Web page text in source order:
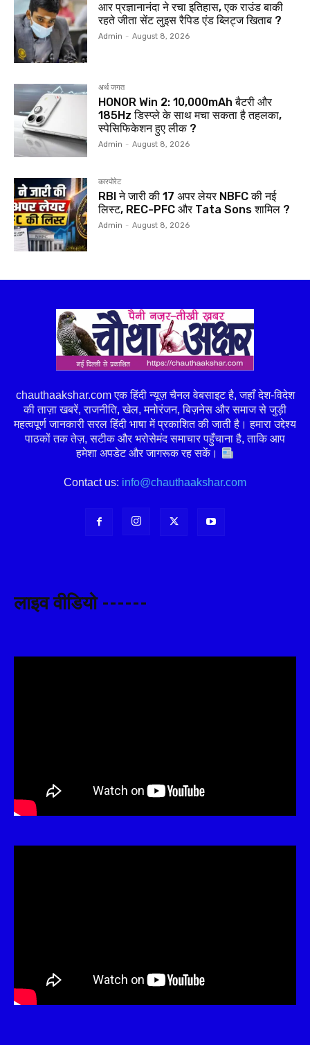
आर प्रज्ञानानंदा ने रचा इतिहास, एक राउंड बाकी
रहते जीता सेंट लुइस रैपिड एंड ब्लिट्ज खिताब ?
Admin - August 8, 2026
अर्थ जगत
HONOR Win 2: 10,000mAh बैटरी और
185Hz डिस्प्ले के साथ मचा सकता है तहलका,
स्पेसिफिकेशन हुए लीक ?
Admin - August 8, 2026
कारपोरेट
RBI ने जारी की 17 अपर लेयर NBFC की नई
लिस्ट, REC-PFC और Tata Sons शामिल ?
Admin - August 8, 2026
chauthaakshar.com एक हिंदी न्यूज़ चैनल वेबसाइट है, जहाँ देश-विदेश
की ताज़ा खबरें, राजनीति, खेल, मनोरंजन, बिज़नेस और समाज से जुड़ी
महत्वपूर्ण जानकारी सरल हिंदी भाषा में प्रकाशित की जाती है। हमारा उद्देश्य
पाठकों तक तेज़, सटीक और भरोसेमंद समाचार पहुँचाना है, ताकि आप
हमेशा अपडेट और जागरूक रह सकें।
Contact us: info@chauthaakshar.com
लाइव वीडियो ------